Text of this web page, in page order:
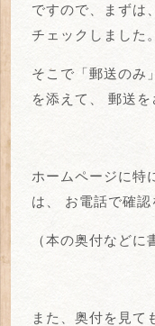
ですので、まずは
チェックしました
そこで「郵送のみ
を添えて、
郵送を
ホームページに特
は、
お電話で確認
（本の奥付などに
また、奥付を見て